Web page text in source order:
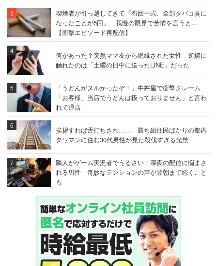
「もう住民の間では“オーケー行った？”が話題になってい
ます。あっちこっちで、オーケーのレジ袋を持った人が歩
いていますし」
「小学生の子供もオーケーの話題で持ちきりだそうで
す。“PayPayが使えないのでお金を持っていかなき
ゃ”（註:クレジットカードは使用可）とか盛り上がってま
すよ」
東京のど真ん中だが、住民の喜びぶりはもはや地方。とい
うか、県庁所在地から車で1.5時間ぐらい離れたところに
住んでいる人たちの「うちの近所にイオンができた！」に
似ている。
この光景から見えてくるものはなんだろうか。このあたり
のマンションは見た目は平凡でも1億円近い価格だ。つま
り、住んでいるのはほとんどが「お金持ち」のはず。そん
なエリアでも「激安スーパーが大賑わい」というのは、日
本経済の停滞と将来への不安が色濃く反映されている気が
喫煙者が引っ越してきて「布団一式、全部タバコ臭に
なったことが5回」 我慢の限界で苦情を言うと…
【衝撃エピソード再配信】
何があった？突然ママ友から絶縁された女性 逆鱗に
触れたのは「土曜の日中に送ったLINE」だった​
「うどんがヌルかったぞ！」牛丼屋で衝撃クレーム
「お客様、当店でうどんは扱っておりません」と言わ
れて退店
挨拶すれば舌打ちされ…… 勝ち組住民ばかりの都内
タワマンに住む30代男性が見た殺伐すぎる光景
隣人がゲーム実況者でうるさい！深夜の配信に悩まさ
れる男性 奇妙なテンションの声が翌朝まで続くこと
も